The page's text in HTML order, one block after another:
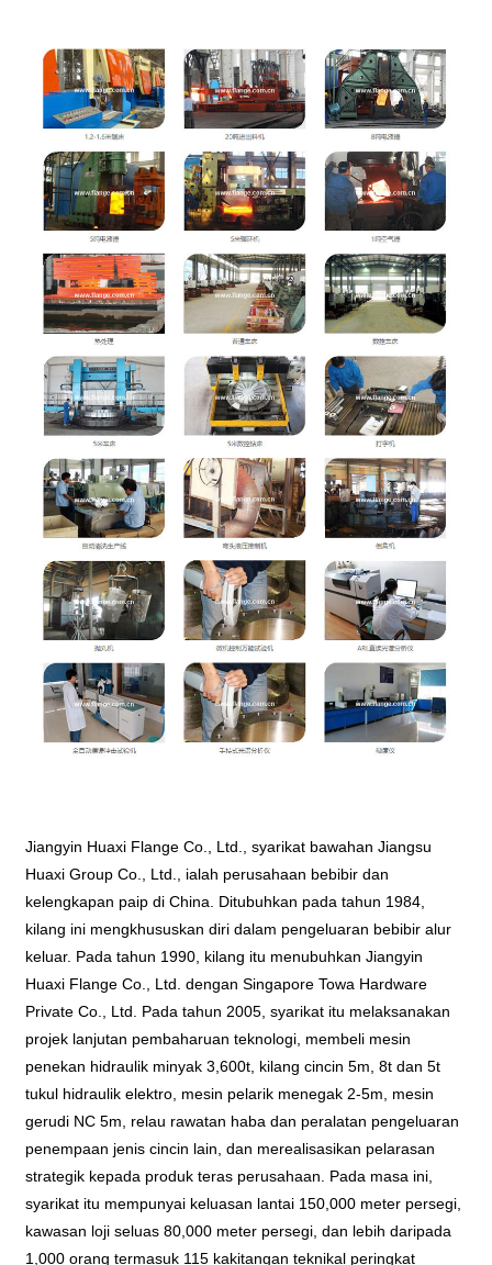
Jiangyin Huaxi Flange Co., Ltd., syarikat bawahan Jiangsu
Huaxi Group Co., Ltd., ialah perusahaan bebibir dan
kelengkapan paip di China. Ditubuhkan pada tahun 1984,
kilang ini mengkhususkan diri dalam pengeluaran bebibir alur
keluar. Pada tahun 1990, kilang itu menubuhkan Jiangyin
Huaxi Flange Co., Ltd. dengan Singapore Towa Hardware
Private Co., Ltd. Pada tahun 2005, syarikat itu melaksanakan
projek lanjutan pembaharuan teknologi, membeli mesin
penekan hidraulik minyak 3,600t, kilang cincin 5m, 8t dan 5t
tukul hidraulik elektro, mesin pelarik menegak 2-5m, mesin
gerudi NC 5m, relau rawatan haba dan peralatan pengeluaran
penempaan jenis cincin lain, dan merealisasikan pelarasan
strategik kepada produk teras perusahaan. Pada masa ini,
syarikat itu mempunyai keluasan lantai 150,000 meter persegi,
kawasan loji seluas 80,000 meter persegi, dan lebih daripada
1,000 orang termasuk 115 kakitangan teknikal peringkat